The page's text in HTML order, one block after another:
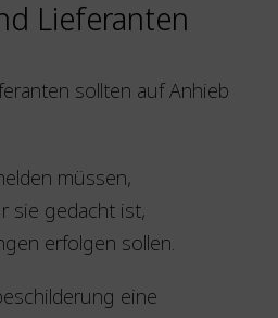
Lieferanten
sollten auf Anhieb
müssen,
sie gedacht ist,
erfolgen sollen.
eine